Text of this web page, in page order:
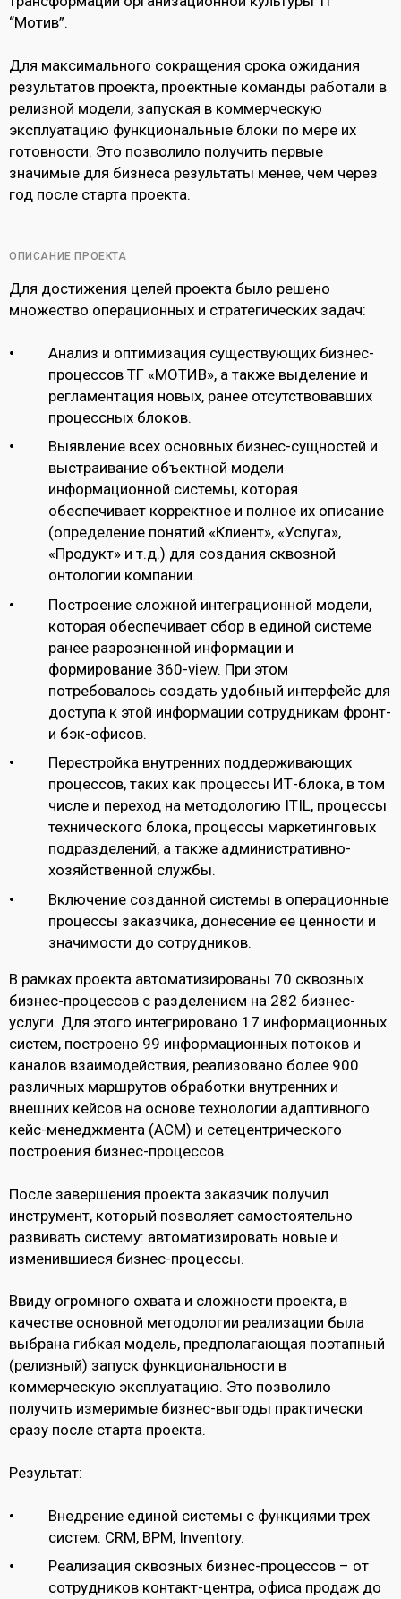
“Мотив”.
Для максимального сокращения срока ожидания
результатов проекта, проектные команды работали в
релизной модели, запуская в коммерческую
эксплуатацию функциональные блоки по мере их
готовности. Это позволило получить первые
значимые для бизнеса результаты менее, чем через
год после старта проекта.
ОПИСАНИЕ ПРОЕКТА
Для достижения целей проекта было решено
множество операционных и стратегических задач:
Анализ и оптимизация существующих бизнес-
процессов ТГ «МОТИВ», а также выделение и
регламентация новых, ранее отсутствовавших
процессных блоков.
Выявление всех основных бизнес-сущностей и
выстраивание объектной модели
информационной системы, которая
обеспечивает корректное и полное их описание
(определение понятий «Клиент», «Услуга»,
«Продукт» и т.д.) для создания сквозной
онтологии компании.
Построение сложной интеграционной модели,
которая обеспечивает сбор в единой системе
ранее разрозненной информации и
формирование 360-view. При этом
потребовалось создать удобный интерфейс для
доступа к этой информации сотрудникам фронт-
и бэк-офисов.
Перестройка внутренних поддерживающих
процессов, таких как процессы ИТ-блока, в том
числе и переход на методологию ITIL, процессы
технического блока, процессы маркетинговых
подразделений, а также административно-
хозяйственной службы.
Включение созданной системы в операционные
процессы заказчика, донесение ее ценности и
значимости до сотрудников.
В рамках проекта автоматизированы 70 сквозных
бизнес-процессов с разделением на 282 бизнес-
услуги. Для этого интегрировано 17 информационных
систем, построено 99 информационных потоков и
каналов взаимодействия, реализовано более 900
различных маршрутов обработки внутренних и
внешних кейсов на основе технологии адаптивного
кейс-менеджмента (ACM) и сетецентрического
построения бизнес-процессов.
После завершения проекта заказчик получил
инструмент, который позволяет самостоятельно
развивать систему: автоматизировать новые и
изменившиеся бизнес-процессы.
Ввиду огромного охвата и сложности проекта, в
качестве основной методологии реализации была
выбрана гибкая модель, предполагающая поэтапный
(релизный) запуск функциональности в
коммерческую эксплуатацию. Это позволило
получить измеримые бизнес-выгоды практически
сразу после старта проекта.
Результат:
Внедрение единой системы с функциями трех
систем: CRM, BPM, Inventory.
Реализация сквозных бизнес-процессов – от
сотрудников контакт-центра, офиса продаж до